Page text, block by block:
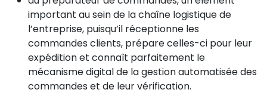
important au sein de la chaîne logistique de
l’entreprise, puisqu’il réceptionne les
commandes clients, prépare celles-ci pour leur
expédition et connaît parfaitement le
mécanisme digital de la gestion automatisée des
commandes et de leur vérification.